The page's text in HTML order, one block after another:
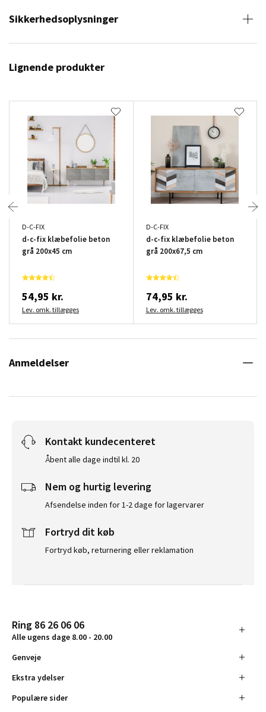
Sikkerhedsoplysninger
Lignende produkter
D-C-FIX
d-c-fix klæbefolie beton
grå 200x45 cm
54,95 kr.
Lev. omk. tillægges
D-C-FIX
d-c-fix klæbefolie beton
grå 200x67,5 cm
74,95 kr.
Lev. omk. tillægges
Anmeldelser
Kontakt kundecenteret
Åbent alle dage indtil kl. 20
Nem og hurtig levering
Afsendelse inden for 1-2 dage for lagervarer
Fortryd dit køb
Fortryd køb, returnering eller reklamation
Ring 86 26 06 06
Alle ugens dage 8.00 - 20.00
Genveje
Ekstra ydelser
Populære sider